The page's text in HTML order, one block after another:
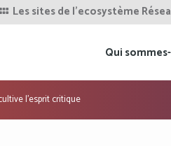
Les sites de l'ecosystème
Qui
l’esprit critique